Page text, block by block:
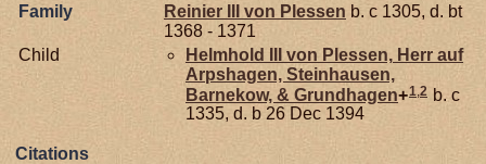
Family Reinier III von Plessen b. c 1305, d. bt
1368 - 1371
Child
Helmhold III von Plessen, Herr auf
Arpshagen, Steinhausen,
Barnekow, & Grundhagen+1 2 b. c
1335, d. b 26 Dec 1394
Citations